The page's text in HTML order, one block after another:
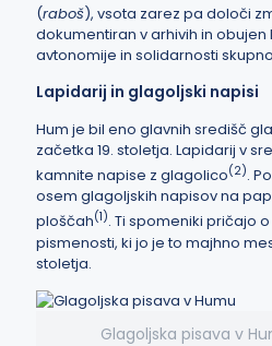
(raboš), vsota zarez pa določi
dokumentiran v arhivih in obujen
avtonomije in solidarnosti
Lapidarij in glagoljski napisi
Hum je bil eno glavnih središč
začetka 19. stoletja. Lapidarij v
kamnite napise z glagolico(2).
osem glagoljskih napisov na
ploščah(1). Ti spomeniki pričajo
pismenosti, ki jo je to majhno
stoletja.
Glagoljska pisava v